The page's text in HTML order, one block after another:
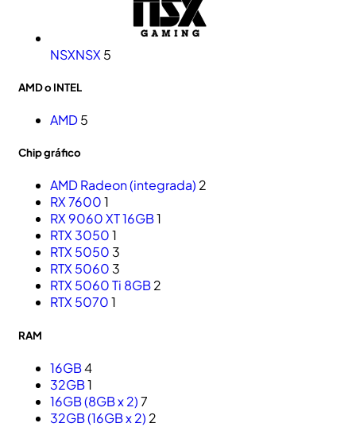
NSXNSX 5
AMD o INTEL
AMD5
Chip gráfico
AMD Radeon (integrada) 2
RX 76001
RX 9060 XT 16GB1
RTX 30501
RTX 5050 3
RTX 5060 3
RTX 5060 Ti 8GB2
RTX 50701
RAM
16GB4
32GB1
16GB (8GB x 2)7
32GB (16GB x 2) 2